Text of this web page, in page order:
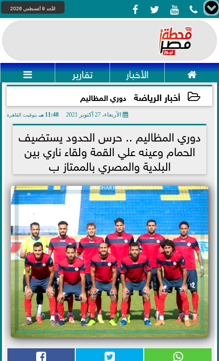
    الأحد 9 أغسطس 2026
 الأخبار تقارير 
أخبار الرياضة دوري المظاليم
الأربعاء، 27 أكتوبر 2021 11:48 مـ بتوقيت القاهرة
دوري المظاليم .. حرس الحدود يستضيف
الحمام وعينه علي القمة ولقاء ناري بين
البلدية والمصري بالممتاز ب